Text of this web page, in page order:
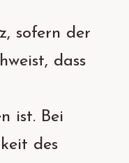
sofern der
dass
ist. Bei
des